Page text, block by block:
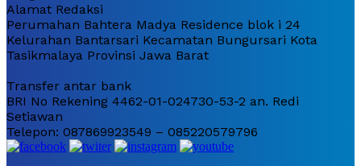
Alamat Redaksi
Perumahan Bahtera Madya Residence blok i 24
Kelurahan Bantarsari Kecamatan Bungursari Kota
Tasikmalaya Provinsi Jawa Barat
Transfer antar bank
BRI No Rekening 4462-01-024730-53-2 an. Redi
Setiawan
Telepon: 087869923549 – 085220579796